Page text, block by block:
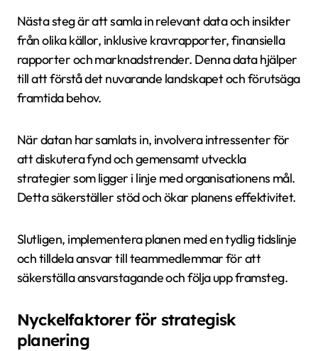
Nästa steg är att samla in relevant data och insikter
från olika källor, inklusive kravrapporter, finansiella
rapporter och marknadstrender. Denna data hjälper
till att förstå det nuvarande landskapet och förutsäga
framtida behov.
När datan har samlats in, involvera intressenter för
att diskutera fynd och gemensamt utveckla
strategier som ligger i linje med organisationens mål.
Detta säkerställer stöd och ökar planens effektivitet.
Slutligen, implementera planen med en tydlig tidslinje
och tilldela ansvar till teammedlemmar för att
säkerställa ansvarstagande och följa upp framsteg.
Nyckelfaktorer för strategisk
planering